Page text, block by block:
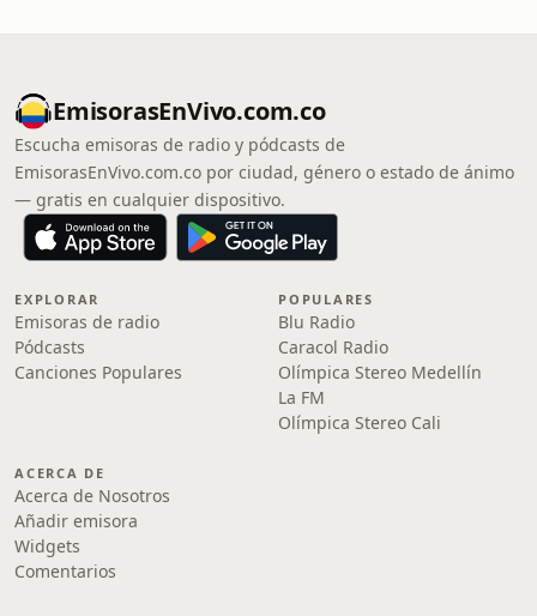
EmisorasEnVivo.com.co
Escucha emisoras de radio y pódcasts de
EmisorasEnVivo.com.co por ciudad, género o estado de ánimo
— gratis en cualquier dispositivo.
EXPLORAR
Emisoras de radio
Pódcasts
Canciones Populares
POPULARES
Blu Radio
Caracol Radio
Olímpica Stereo Medellín
La FM
Olímpica Stereo Cali
ACERCA DE
Acerca de Nosotros
Añadir emisora
Widgets
Comentarios